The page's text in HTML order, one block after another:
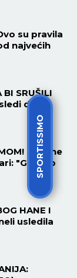
SPORTISSIMO
su pravila
najvećih
BI SRUŠILI
drugi,
Strašne
"Gušimo
HANE I
usledila